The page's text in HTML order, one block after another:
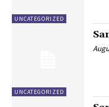
UNCATEGORIZED
UNCATEGORIZED